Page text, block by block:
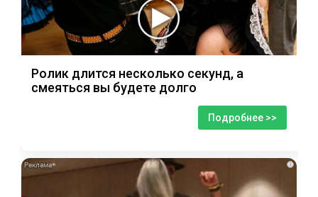
Ролик длится несколько секунд, а
смеяться вы будете долго
Подробнее >>
i